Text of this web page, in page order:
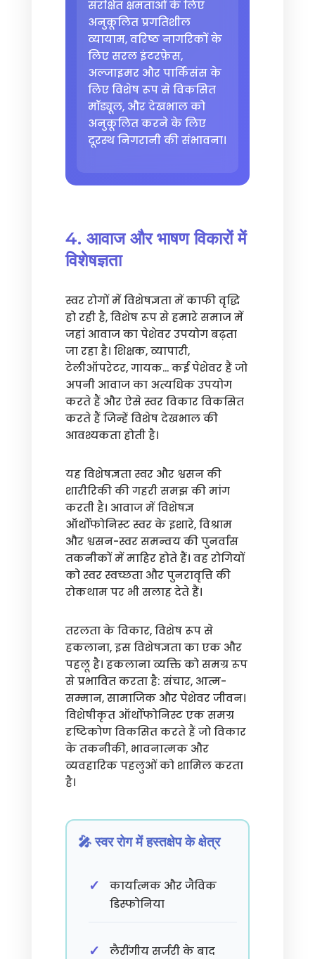
संरक्षित क्षमताओं के लिए
अनुकूलित प्रगतिशील
व्यायाम, वरिष्ठ नागरिकों के
लिए सरल इंटरफ़ेस,
अल्जाइमर और पार्किंसंस के
लिए विशेष रूप से विकसित
मॉड्यूल, और देखभाल को
अनुकूलित करने के लिए
दूरस्थ निगरानी की संभावना।
4. आवाज और भाषण विकारों में
विशेषज्ञता
स्वर रोगों में विशेषज्ञता में काफी वृद्धि
हो रही है, विशेष रूप से हमारे समाज में
जहां आवाज का पेशेवर उपयोग बढ़ता
जा रहा है। शिक्षक, व्यापारी,
टेलीऑपरेटर, गायक... कई पेशेवर हैं जो
अपनी आवाज का अत्यधिक उपयोग
करते हैं और ऐसे स्वर विकार विकसित
करते हैं जिन्हें विशेष देखभाल की
आवश्यकता होती है।
यह विशेषज्ञता स्वर और श्वसन की
शारीरिकी की गहरी समझ की मांग
करती है। आवाज में विशेषज्ञ
ऑर्थोफोनिस्ट स्वर के इशारे, विश्राम
और श्वसन-स्वर समन्वय की पुनर्वास
तकनीकों में माहिर होते हैं। वह रोगियों
को स्वर स्वच्छता और पुनरावृत्ति की
रोकथाम पर भी सलाह देते हैं।
तरलता के विकार, विशेष रूप से
हकलाना, इस विशेषज्ञता का एक और
पहलू है। हकलाना व्यक्ति को समग्र रूप
से प्रभावित करता है: संचार, आत्म-
सम्मान, सामाजिक और पेशेवर जीवन।
विशेषीकृत ऑर्थोफोनिस्ट एक समग्र
दृष्टिकोण विकसित करते हैं जो विकार
के तकनीकी, भावनात्मक और
व्यवहारिक पहलुओं को शामिल करता
है।
🎤 स्वर रोग में हस्तक्षेप के क्षेत्र
कार्यात्मक और जैविक
डिस्फोनिया
लैरींगीय सर्जरी के बाद